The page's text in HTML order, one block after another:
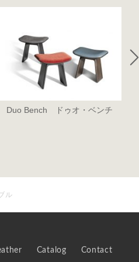
Duo Bench ドゥオ・ベンチ
ル
Catalog Contact